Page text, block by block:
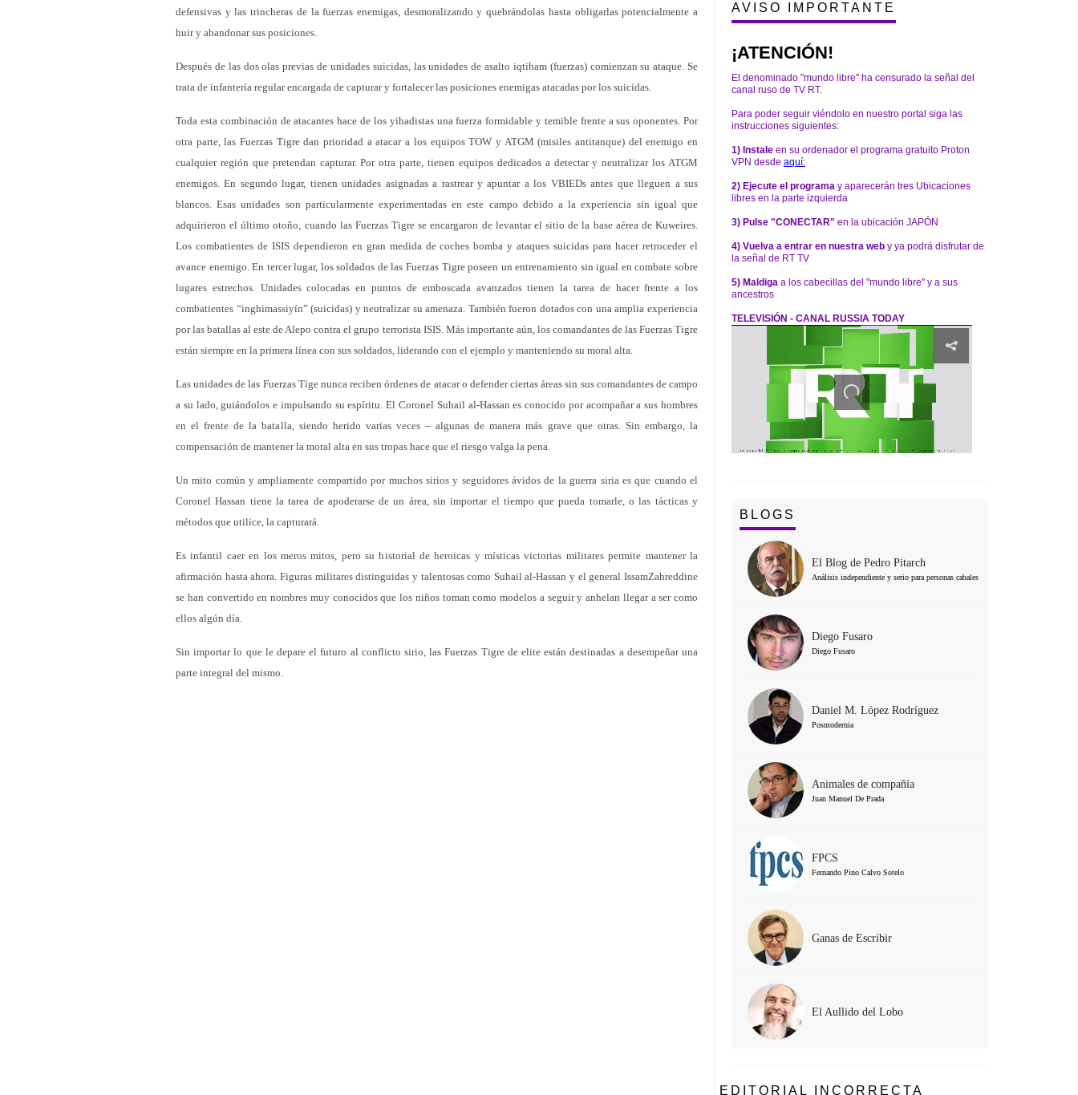
defensivas y las trincheras de la fuerzas enemigas, desmoralizando y quebrándolas hasta obligarlas potencialmente a
huir y abandonar sus posiciones.
Después de las dos olas previas de unidades suicidas, las unidades de asalto iqtiham (fuerzas) comienzan su ataque. Se
trata de infantería regular encargada de capturar y fortalecer las posiciones enemigas atacadas por los suicidas.
Toda esta combinación de atacantes hace de los yihadistas una fuerza formidable y temible frente a sus oponentes. Por
otra parte, las Fuerzas Tigre dan prioridad a atacar a los equipos TOW y ATGM (misiles antitanque) del enemigo en
cualquier región que pretendan capturar. Por otra parte, tienen equipos dedicados a detectar y neutralizar los ATGM
enemigos. En segundo lugar, tienen unidades asignadas a rastrear y apuntar a los VBIEDs antes que lleguen a sus
blancos. Esas unidades son particularmente experimentadas en este campo debido a la experiencia sin igual que
adquirieron el último otoño, cuando las Fuerzas Tigre se encargaron de levantar el sitio de la base aérea de Kuweires.
Los combatientes de ISIS dependieron en gran medida de coches bomba y ataques suicidas para hacer retroceder el
avance enemigo. En tercer lugar, los soldados de las Fuerzas Tigre poseen un entrenamiento sin igual en combate sobre
lugares estrechos. Unidades colocadas en puntos de emboscada avanzados tienen la tarea de hacer frente a los
combatientes “inghimassiyín” (suicidas) y neutralizar su amenaza. También fueron dotados con una amplia experiencia
por las batallas al este de Alepo contra el grupo terrorista ISIS. Más importante aún, los comandantes de las Fuerzas Tigre
están siempre en la primera línea con sus soldados, liderando con el ejemplo y manteniendo su moral alta.
Las unidades de las Fuerzas Tige nunca reciben órdenes de atacar o defender ciertas áreas sin sus comandantes de campo
a su lado, guiándolos e impulsando su espíritu. El Coronel Suhail al-Hassan es conocido por acompañar a sus hombres
en el frente de la batalla, siendo herido varias veces – algunas de manera más grave que otras. Sin embargo, la
compensación de mantener la moral alta en sus tropas hace que el riesgo valga la pena.
Un mito común y ampliamente compartido por muchos sirios y seguidores ávidos de la guerra siria es que cuando el
Coronel Hassan tiene la tarea de apoderarse de un área, sin importar el tiempo que pueda tomarle, o las tácticas y
métodos que utilice, la capturará.
Es infantil caer en los meros mitos, pero su historial de heroicas y místicas victorias militares permite mantener la
afirmación hasta ahora. Figuras militares distinguidas y talentosas como Suhail al-Hassan y el general IssamZahreddine
se han convertido en nombres muy conocidos que los niños toman como modelos a seguir y anhelan llegar a ser como
ellos algún día.
Sin importar lo que le depare el futuro al conflicto sirio, las Fuerzas Tigre de elite están destinadas a desempeñar una
parte integral del mismo.
AVISO IMPORTANTE
¡ATENCIÓN!
El denominado "mundo libre" ha censurado la señal del
canal ruso de TV RT.
Para poder seguir viéndolo en nuestro portal siga las
instrucciones siguientes:
1) Instale en su ordenador el programa gratuito Proton
VPN desde aquí:
2) Ejecute el programa y aparecerán tres Ubicaciones
libres en la parte izquierda
3) Pulse "CONECTAR" en la ubicación JAPÓN
4) Vuelva a entrar en nuestra web y ya podrá disfrutar de
la señal de RT TV
5) Maldiga a los cabecillas del "mundo libre" y a sus
ancestros
TELEVISIÓN - CANAL RUSSIA TODAY
BLOGS
El Blog de Pedro Pitarch
Análisis independiente y serio para personas cabales
Diego Fusaro
Diego Fusaro
Daniel M. López Rodríguez
Posmodernia
Animales de compañía
Juan Manuel De Prada
FPCS
Fernando Pino Calvo Sotelo
Ganas de Escribir
El Aullido del Lobo
EDITORIAL INCORRECTA